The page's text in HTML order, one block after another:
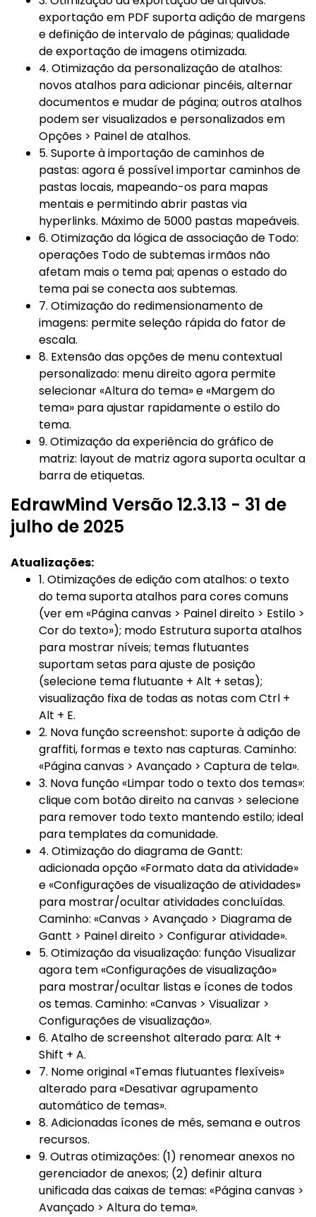
exportação em PDF suporta adição de margens
e definição de intervalo de páginas; qualidade
de exportação de imagens otimizada.
4. Otimização da personalização de atalhos:
novos atalhos para adicionar pincéis, alternar
documentos e mudar de página; outros atalhos
podem ser visualizados e personalizados em
Opções > Painel de atalhos.
5. Suporte à importação de caminhos de
pastas: agora é possível importar caminhos de
pastas locais, mapeando-os para mapas
mentais e permitindo abrir pastas via
hyperlinks. Máximo de 5000 pastas mapeáveis.
6. Otimização da lógica de associação de Todo:
operações Todo de subtemas irmãos não
afetam mais o tema pai; apenas o estado do
tema pai se conecta aos subtemas.
7. Otimização do redimensionamento de
imagens: permite seleção rápida do fator de
escala.
8. Extensão das opções de menu contextual
personalizado: menu direito agora permite
selecionar «Altura do tema» e «Margem do
tema» para ajustar rapidamente o estilo do
tema.
9. Otimização da experiência do gráfico de
matriz: layout de matriz agora suporta ocultar a
barra de etiquetas.
EdrawMind Versão 12.3.13 - 31 de
julho de 2025
Atualizações:
1. Otimizações de edição com atalhos: o texto
do tema suporta atalhos para cores comuns
(ver em «Página canvas > Painel direito > Estilo >
Cor do texto»); modo Estrutura suporta atalhos
para mostrar níveis; temas flutuantes
suportam setas para ajuste de posição
(selecione tema flutuante + Alt + setas);
visualização fixa de todas as notas com Ctrl +
Alt + E.
2. Nova função screenshot: suporte à adição de
graffiti, formas e texto nas capturas. Caminho:
«Página canvas > Avançado > Captura de tela».
3. Nova função «Limpar todo o texto dos temas»:
clique com botão direito na canvas > selecione
para remover todo texto mantendo estilo; ideal
para templates da comunidade.
4. Otimização do diagrama de Gantt:
adicionada opção «Formato data da atividade»
e «Configurações de visualização de atividades»
para mostrar/ocultar atividades concluídas.
Caminho: «Canvas > Avançado > Diagrama de
Gantt > Painel direito > Configurar atividade».
5. Otimização da visualização: função Visualizar
agora tem «Configurações de visualização»
para mostrar/ocultar listas e ícones de todos
os temas. Caminho: «Canvas > Visualizar >
Configurações de visualização».
6. Atalho de screenshot alterado para: Alt +
Shift + A.
7. Nome original «Temas flutuantes flexíveis»
alterado para «Desativar agrupamento
automático de temas».
8. Adicionadas ícones de mês, semana e outros
recursos.
9. Outras otimizações: (1) renomear anexos no
gerenciador de anexos; (2) definir altura
unificada das caixas de temas: «Página canvas >
Avançado > Altura do tema».